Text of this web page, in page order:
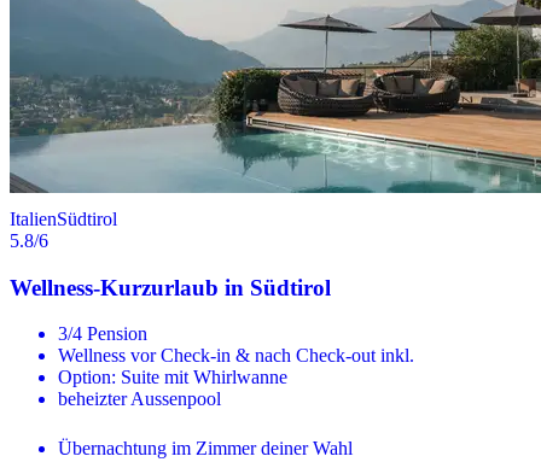
ItalienSüdtirol
5.8/6
Wellness-Kurzurlaub in Südtirol
3/4 Pension
Wellness vor Check-in & nach Check-out inkl.
Option: Suite mit Whirlwanne
beheizter Aussenpool
Übernachtung im Zimmer deiner Wahl